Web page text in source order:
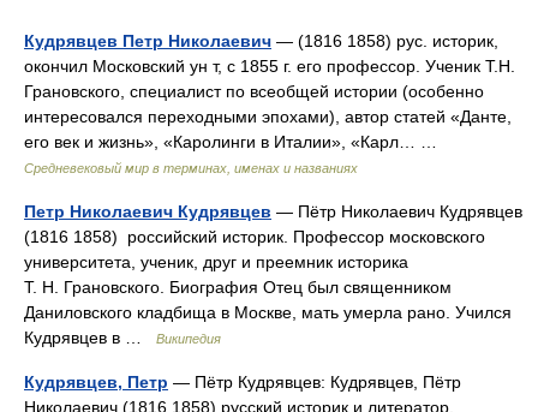
Кудрявцев Петр Николаевич — (1816 1858) рус. историк,
окончил Московский ун т, с 1855 г. его профессор. Ученик Т.Н.
Грановского, специалист по всеобщей истории (особенно
интересовался переходными эпохами), автор статей «Данте,
его век и жизнь», «Каролинги в Италии», «Карл… …
Средневековый мир в терминах, именах и названиях
Петр Николаевич Кудрявцев — Пётр Николаевич Кудрявцев
(1816 1858) российский историк. Профессор московского
университета, ученик, друг и преемник историка
Т. Н. Грановского. Биография Отец был священником
Даниловского кладбища в Москве, мать умерла рано. Учился
Кудрявцев в …
Википедия
Кудрявцев, Петр — Пётр Кудрявцев: Кудрявцев, Пётр
Николаевич (1816 1858) русский историк и литератор.